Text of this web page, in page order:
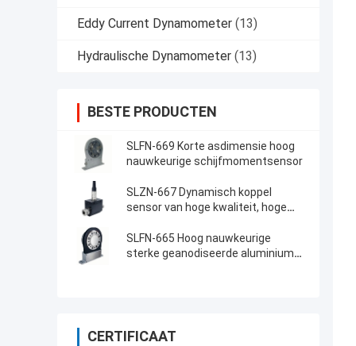
Eddy Current Dynamometer (13)
Hydraulische Dynamometer (13)
BESTE PRODUCTEN
SLFN-669 Korte asdimensie hoog
nauwkeurige schijfmomentsensor
SLZN-667 Dynamisch koppel
sensor van hoge kwaliteit, hoge
kosteneffectieve werking
SLFN-665 Hoog nauwkeurige
sterke geanodiseerde aluminium
CERTIFICAAT